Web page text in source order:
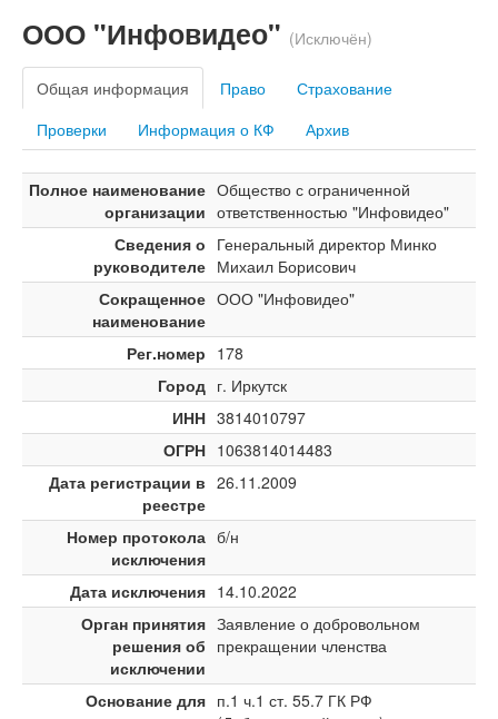
ООО "Инфовидео" (Исключён)
Общая информация Право
Страхование
Проверки
Информация о КФ Архив
Полное наименование
организации
Общество с ограниченной
ответственностью "Инфовидео"
Сведения о
руководителе
Генеральный директор Минко
Михаил Борисович
Сокращенное
наименование
ООО "Инфовидео"
Рег.номер 178
Город г. Иркутск
ИНН 3814010797
ОГРН 1063814014483
Дата регистрации в
реестре
26.11.2009
Номер протокола
исключения
б/н
Дата исключения 14.10.2022
Орган принятия
решения об
исключении
Заявление о добровольном
прекращении членства
Основание для п.1 ч.1 ст. 55.7 ГК РФ